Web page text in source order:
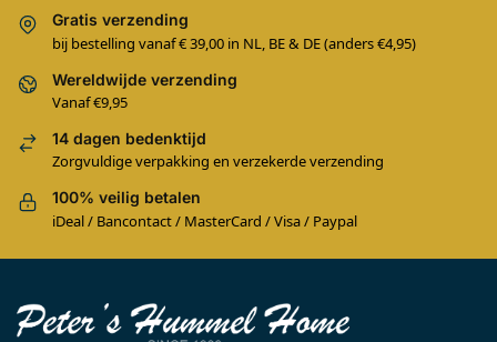
Gratis verzending
bij bestelling vanaf € 39,00 in NL, BE & DE (anders €4,95)
Wereldwijde verzending
Vanaf €9,95
14 dagen bedenktijd
Zorgvuldige verpakking en verzekerde verzending
100% veilig betalen
iDeal / Bancontact / MasterCard / Visa / Paypal